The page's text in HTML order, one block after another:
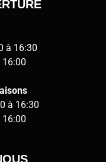
à 16:30
16:00
à 16:30
16:00